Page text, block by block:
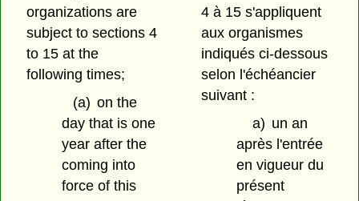
organizations are
subject to sections 4
to 15 at the
following times;
(a) on the
day that is one
year after the
coming into
force of this
4 à 15 s'appliquent
aux organismes
indiqués ci-dessous
selon l'échéancier
suivant :
a) un an
après l'entrée
en vigueur du
présent